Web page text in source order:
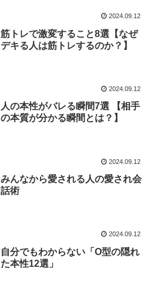
2024.09.12
筋トレで激変すること8選【なぜ
デキる人は筋トレするのか？】
2024.09.12
人の本性がバレる瞬間7選 【相手
の本質が分かる瞬間とは？】
2024.09.12
みんなから愛される人の愛され会
話術
2024.09.12
自分でもわからない「O型の隠れ
た本性12選」